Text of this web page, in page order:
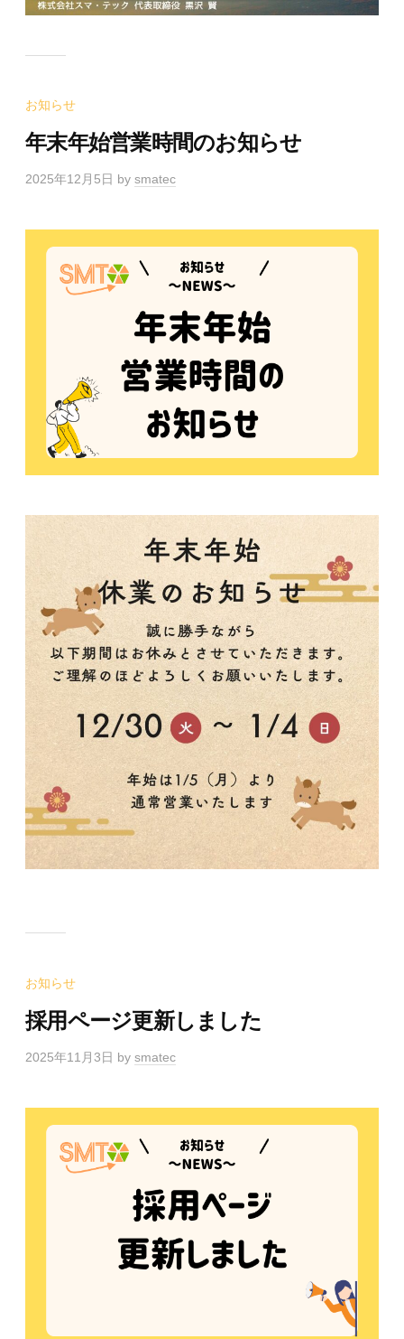
お知らせ
年末年始営業時間のお知らせ
2025年12月5日 by smatec
お知らせ
採用ページ更新しました
2025年11月3日 by smatec